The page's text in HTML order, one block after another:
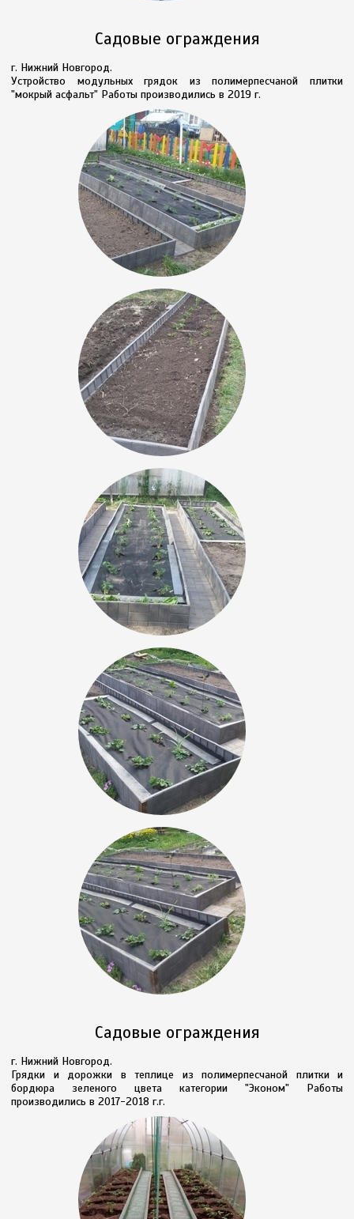
Садовые ограждения
г. Нижний Новгород.
Устройство модульных грядок из полимерпесчаной плитки
"мокрый асфальт" Работы производились в 2019 г.
Садовые ограждения
г. Нижний Новгород.
Грядки и дорожки в теплице из полимерпесчаной плитки и
бордюра зеленого цвета категории "Эконом" Работы
производились в 2017-2018 г.г.